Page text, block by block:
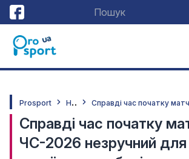
Prosport Н
овини
Справді час початку
ЧС-2026 незручний для